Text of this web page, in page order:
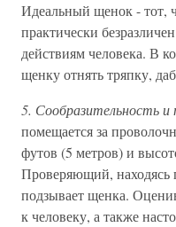
Идеальный щенок - тот,
практически
действиям человека. В
щенку отнять тряпку,
5. Сообразительность и
помещается за
футов (5 метров) и
Проверяющий, находясь
подзывает щенка.
к человеку, а также